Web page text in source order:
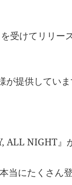
受けてリリー
提供していま
ALL NIGHT』
当にたくさん登